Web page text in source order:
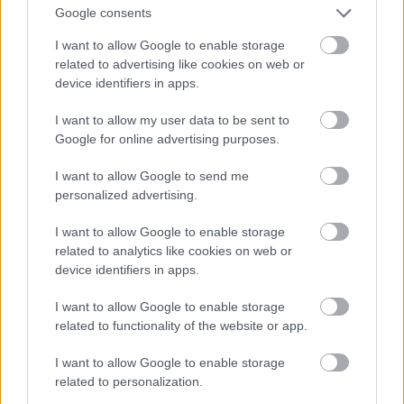
Google consents
I want to allow Google to enable storage
related to advertising like cookies on web or
device identifiers in apps.
I want to allow my user data to be sent to
Google for online advertising purposes.
I want to allow Google to send me
personalized advertising.
I want to allow Google to enable storage
related to analytics like cookies on web or
device identifiers in apps.
I want to allow Google to enable storage
related to functionality of the website or app.
I want to allow Google to enable storage
related to personalization.
támadás kudarcba fulladt, mert a Pándzsán átkelt
ellentámadása visszavetette a patakon túlra.
A Durutte-hadosztályhoz jobbról Séras csatlakozott.
Csatárai már harcban álltak a major védőivel,
amikor a jobbszárny lovasságának átkaroló
mozdulatát fedező Colbert – Mecséry előőrseinek
visszavetése után - megtámadta a Pándzsa-patak
major előtti hídját. A 9. huszárezred katonái átkeltek
a patakon, de a major őrségének tüze visszavetette
őket. Ekkor érkezett a híd védelmére Mecsérytől a
nógrádi lovasezred. A major védőőrségének tüzét
ekkor már a támadó francia gyalogság lefogta, ezért
a Colbert-dandár fél kettőkor akadálytalanul
megfutamította a nógrádiakat, valamint a majortól
délre lévő tüzérséget. Ezzel a major délről történő
Moreau-dandára, amely eddig a második vonalban
állt, azonnal megkezdte az átkaroló mozdulatot.